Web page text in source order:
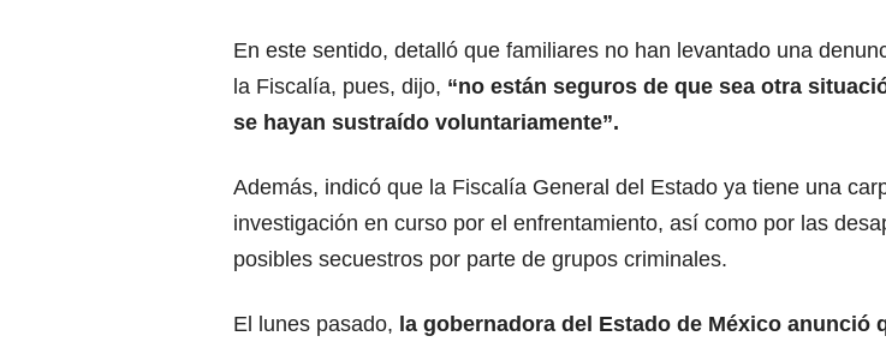
En este sentido, detalló que familiares no han levantado una
la Fiscalía, pues, dijo, “no están seguros de que sea otra
se hayan sustraído voluntariamente”.
Además, indicó que la Fiscalía General del Estado ya tiene una
investigación en curso por el enfrentamiento, así como por las
posibles secuestros por parte de grupos criminales.
El lunes pasado, la gobernadora del Estado de México anunció